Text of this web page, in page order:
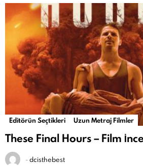
Editörün Seçtikleri Uzun Metraj Filmler
These Final Hours – Film
-dcisthebest